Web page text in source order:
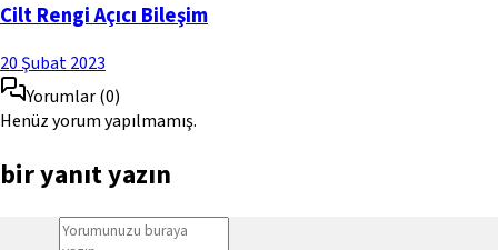
Cilt Rengi Açıcı Bileşim
20 Şubat 2023
Yorumlar(0)
Henüz yorum yapılmamış.
bir yanıt yazın